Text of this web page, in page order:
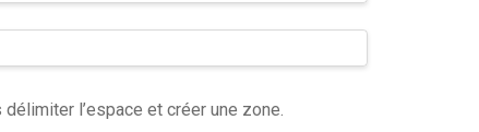
l’espace et créer une zone.